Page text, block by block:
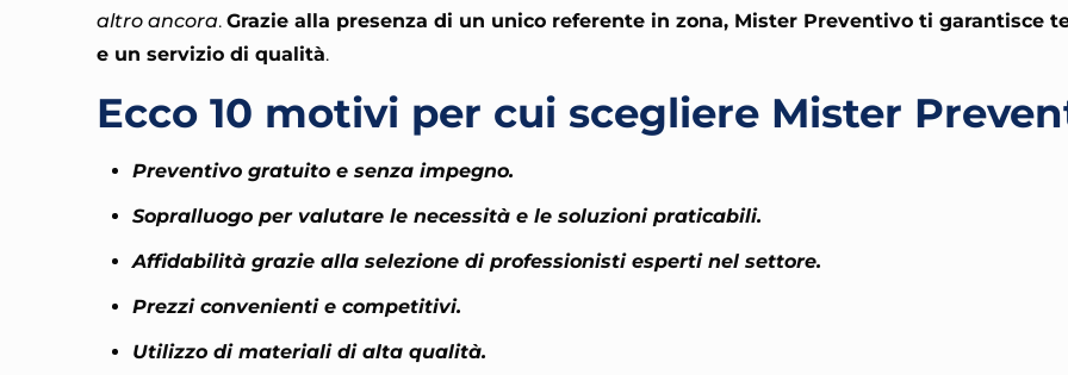
altro ancora.Grazie alla presenza di un unico referente in zona, Mister Preventivo ti garantisce
e un servizio di qualità.
Ecco 10 motivi per cui scegliere Mister
Preventivo gratuito e senza impegno.
Sopralluogo per valutare le necessità e le soluzioni praticabili.
Affidabilità grazie alla selezione di professionisti esperti nel settore.
Prezzi convenienti e competitivi.
Utilizzo di materiali di alta qualità.